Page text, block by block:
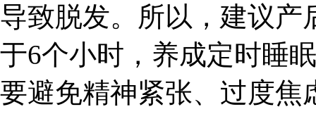
导致脱发。所以，建议产
于6个小时，养成定时睡
要避免精神紧张、过度焦